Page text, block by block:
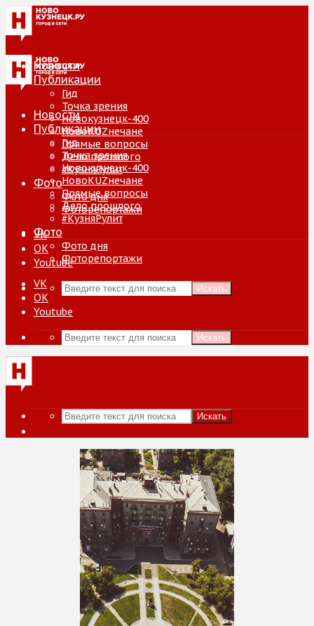
Новости
Публикации
Гид
Точка зрения
Новокузнецк-400
НовоKUZнечане
Прямые вопросы
Дело прошлого
#КузняРулит
Фото
Фото дня
Фоторепортажи
VK
ОК
Youtube
Искать
Новости
Публикации
Гид
Точка зрения
Новокузнецк-400
НовоKUZнечане
Прямые вопросы
Дело прошлого
#КузняРулит
Фото
Фото дня
Фоторепортажи
VK
ОК
Youtube
Искать
Искать